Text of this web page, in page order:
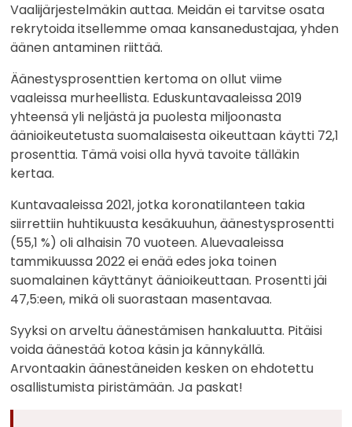
Vaalijärjestelmäkin auttaa. Meidän ei tarvitse osata
rekrytoida itsellemme omaa kansanedustajaa, yhden
äänen antaminen riittää.
Äänestysprosenttien kertoma on ollut viime
vaaleissa murheellista. Eduskuntavaaleissa 2019
yhteensä yli neljästä ja puolesta miljoonasta
äänioikeutetusta suomalaisesta oikeuttaan käytti 72,1
prosenttia. Tämä voisi olla hyvä tavoite tälläkin
kertaa.
Kuntavaaleissa 2021, jotka koronatilanteen takia
siirrettiin huhtikuusta kesäkuuhun, äänestysprosentti
(55,1 %) oli alhaisin 70 vuoteen. Aluevaaleissa
tammikuussa 2022 ei enää edes joka toinen
suomalainen käyttänyt äänioikeuttaan. Prosentti jäi
47,5:een, mikä oli suorastaan masentavaa.
Syyksi on arveltu äänestämisen hankaluutta. Pitäisi
voida äänestää kotoa käsin ja kännykällä.
Arvontaakin äänestäneiden kesken on ehdotettu
osallistumista piristämään. Ja paskat!